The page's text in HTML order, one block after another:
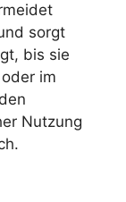
sorgt
bis sie
im
Nutzung